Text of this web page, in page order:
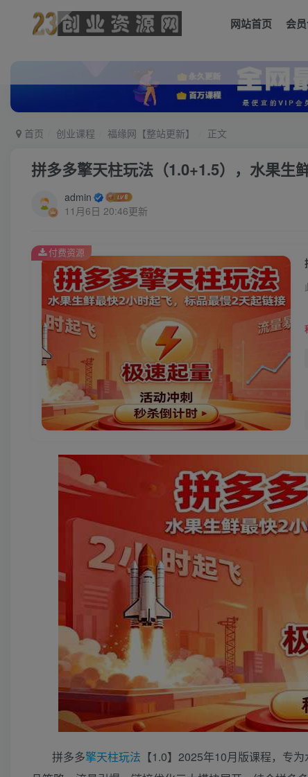
网站首页 会
首页 创业课程 福缘网【整站更新】 正文
拼多多擎天柱玩法（1.0+1.5），水果生
admin
11月6日 20:46更新
付费资源
拼多多擎天柱玩法 【1.0】2025年10月版课程，专